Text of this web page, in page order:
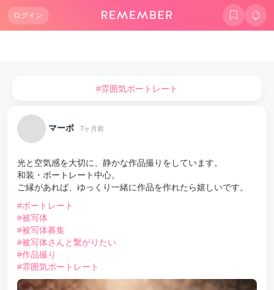
ログイン
#雰囲気ポートレート
マーボ 7ヶ月前
光と空気感を大切に、静かな作品撮りをしています。
和装・ポートレート中心。
ご縁があれば、ゆっくり一緒に作品を作れたら嬉しいです。
#ポートレート
#被写体
#被写体募集
#被写体さんと繋がりたい
#作品撮り
#雰囲気ポートレート